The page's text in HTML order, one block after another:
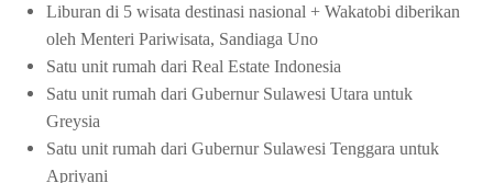
Liburan di 5 wisata destinasi nasional + Wakatobi diberikan
oleh Menteri Pariwisata, Sandiaga Uno
Satu unit rumah dari Real Estate Indonesia
Satu unit rumah dari Gubernur Sulawesi Utara untuk
Greysia
Satu unit rumah dari Gubernur Sulawesi Tenggara untuk
Apriyani